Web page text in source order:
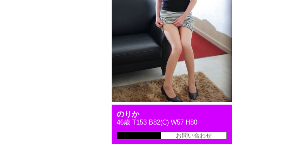
のりか
46歳 T153 B82(C) W57 H80
お問い合わせ